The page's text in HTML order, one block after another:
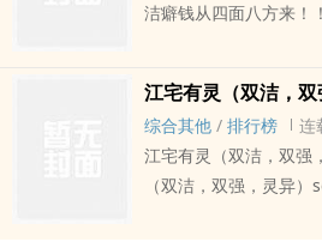
洁癖钱从四面八方来！！， 社恐有心理问题
了严重的洁癖，不能徒
chu，哪怕是肌肤。深
鼓足勇气来到了一家心
生，温柔ti贴的让她心
江宅有灵（双洁，双
综合其他 / 排行榜
连
江宅有灵（双洁，双强
（双洁，双强，灵异